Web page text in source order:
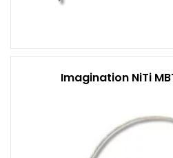
Imagination NiTi